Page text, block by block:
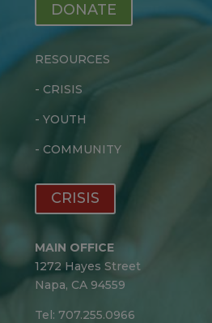
DONATE
RESOURCES
- CRISIS
-YOUTH
- COMMUNITY
CRISIS
MAIN OFFICE
1272 Hayes Street
Napa, CA 94559
Tel: 707.255.0966